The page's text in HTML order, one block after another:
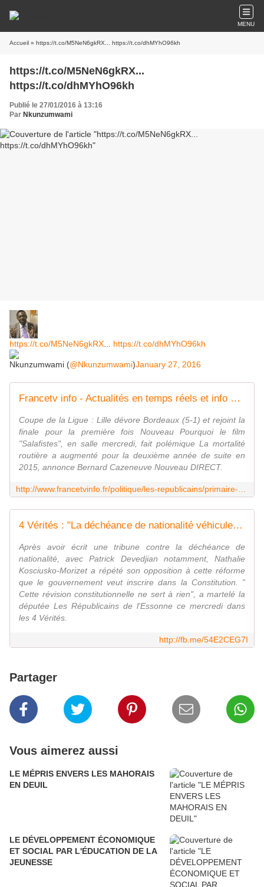
MENU
Accueil » https://t.co/M5NeN6gkRX... https://t.co/dhMYhO96kh
https://t.co/M5NeN6gkRX...
https://t.co/dhMYhO96kh
Publié le 27/01/2016 à 13:16
Par Nkunzumwami
https://t.co/M5NeN6gkRX https://t.co/dhMYhO96kh
Nkunzumwami (@Nkunzumwami)January 27, 2016
Francetv info - Actualités en temps réels et info en direct
Coupe de la Ligue : Lille dévore Bordeaux (5-1) et rejoint la
finale pour la première fois Nouveau Pourquoi le film
"Salafistes", en salle mercredi, fait polémique La mortalité
routière a augmenté pour la deuxième année de suite en
2015, annonce Bernard Cazeneuve Nouveau DIRECT.
4 Vérités : "La déchéance de nationalité véhicule un symbole négatif", déclare NKM
Après avoir écrit une tribune contre la déchéance de
nationalité, avec Patrick Devedjian notamment, Nathalie
Kosciusko-Morizet a répété son opposition à cette réforme
que le gouvernement veut inscrire dans la Constitution. "
Cette révision constitutionnelle ne sert à rien", a martelé la
députée Les Républicains de l'Essonne ce mercredi dans
les 4 Vérités.
http://fb.me/54E2CEG7I
Partager
Vous aimerez aussi
LE MÉPRIS ENVERS LES MAHORAIS
EN DEUIL
LE DÉVELOPPEMENT ÉCONOMIQUE
ET SOCIAL PAR L'ÉDUCATION DE LA
JEUNESSE